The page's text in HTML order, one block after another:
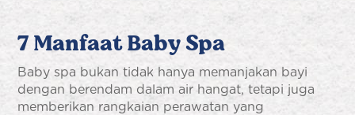
7 Manfaat Baby Spa
Baby spa bukan tidak hanya memanjakan bayi
dengan berendam dalam air hangat, tetapi juga
memberikan rangkaian perawatan yang